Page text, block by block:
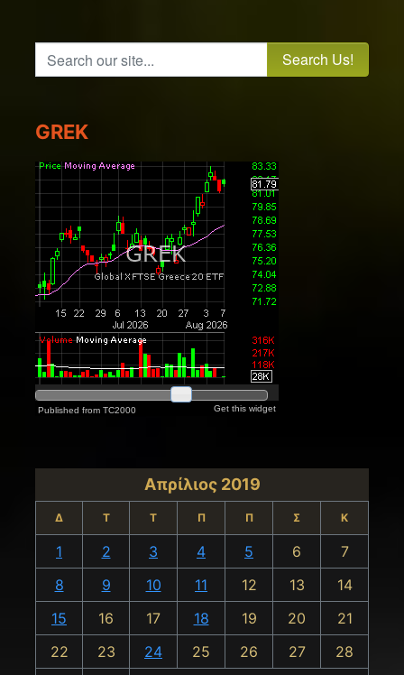
Search our site...
GREK
Απρίλιος 2019
Δ Τ Τ Π Π Σ Κ
1 2 3 4 5 6
7
8
9 10 11 12 13
14
15
16 17 18 19 20
21
22
23 24 25 26 27
28